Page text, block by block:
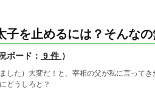
子を止めるには？そんなの
ボード： 9 件 ）
ました）大変だ！と、宰相の父が私に言って
どうしろと？